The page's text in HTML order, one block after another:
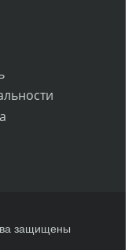
защищены